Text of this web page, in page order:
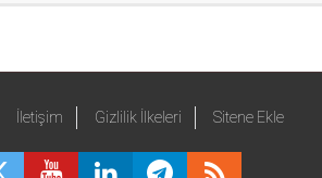
İletişim Gizlilik İlkeleri Sitene Ekle